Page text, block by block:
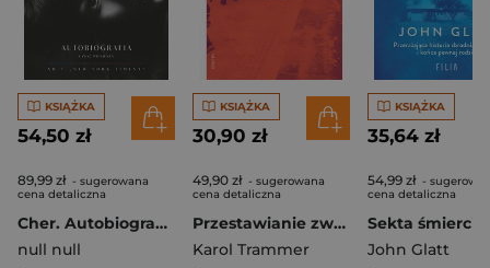
KSIĄŻKA
54,50 zł
89,99 zł - sugerowana
cena detaliczna
Cher. Autobiografia (część 1)
null null
KSIĄŻKA
30,90 zł
49,90 zł - sugerowana
cena detaliczna
Przestawianie zwrotnicy. Jak politycy bawią się koleją
Karol Trammer
KSIĄŻKA
35,64 zł
54,99 zł -
cena detaliczna
John Glatt